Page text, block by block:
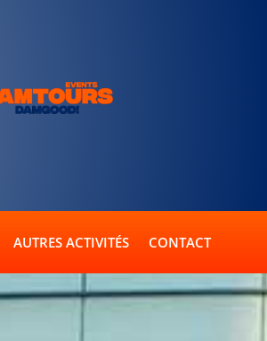
AUTRES ACTIVITÉS CONTACT